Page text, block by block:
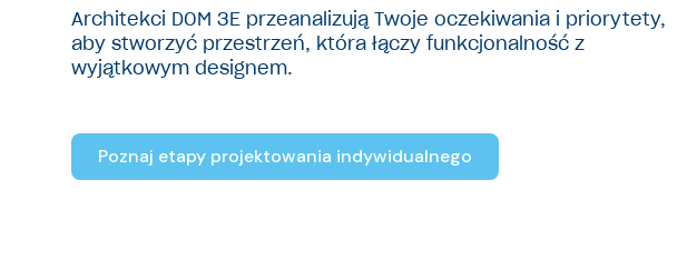
Architekci DOM 3E przeanalizują Twoje oczekiwania i priorytety,
aby stworzyć przestrzeń, która łączy funkcjonalność z
wyjątkowym designem.
Poznaj etapy projektowania indywidualnego